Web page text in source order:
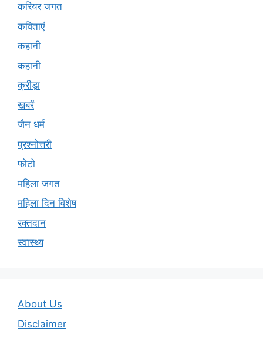
करियर जगत
कविताएं
कहानी
कहानी
क्रीड़ा
खबरें
जैन धर्म
प्रश्नोत्तरी
फोटो
महिला जगत
महिला दिन विशेष
रक्तदान
स्वास्थ्य
About Us
Disclaimer